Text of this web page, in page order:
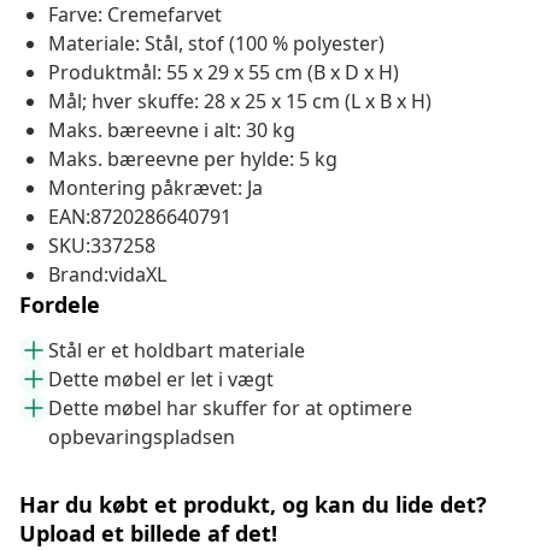
Farve: Cremefarvet
Materiale: Stål, stof (100 % polyester)
Produktmål: 55 x 29 x 55 cm (B x D x H)
Mål; hver skuffe: 28 x 25 x 15 cm (L x B x H)
Maks. bæreevne i alt: 30 kg
Maks. bæreevne per hylde: 5 kg
Montering påkrævet: Ja
EAN:8720286640791
SKU:337258
Brand:vidaXL
Fordele
Stål er et holdbart materiale
Dette møbel er let i vægt
Dette møbel har skuffer for at optimere
opbevaringspladsen
Har du købt et produkt, og kan du lide det?
Upload et billede af det!